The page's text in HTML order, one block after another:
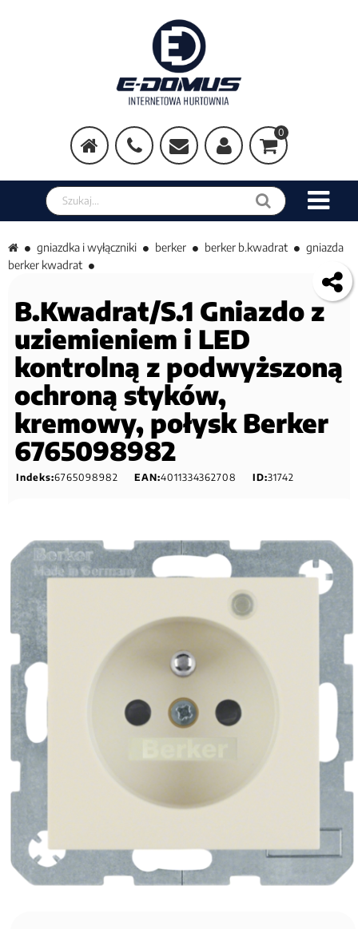
0
Szukaj w sklepie
gniazdka i wyłączniki berker berker b.kwadrat
gniazda
berker kwadrat
B.Kwadrat/S.1 Gniazdo z
uziemieniem i LED
kontrolną z podwyższoną
ochroną styków,
kremowy, połysk Berker
6765098982
Indeks:6765098982 EAN:4011334362708 ID:31742